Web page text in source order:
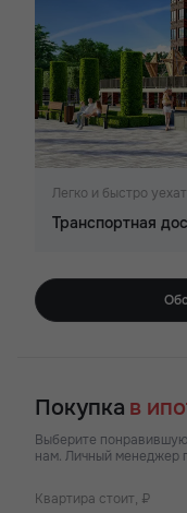
Легко и быстро
Транспортная
Покупка в
Выберите
нам. Личный менеджер
Квартира стоит, ₽